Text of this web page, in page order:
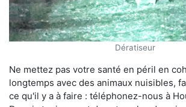
Dératiseur
Ne mettez pas votre santé en péril en
longtemps avec des animaux nuisibles,
ce qu'il y a à faire : téléphonez-nous à